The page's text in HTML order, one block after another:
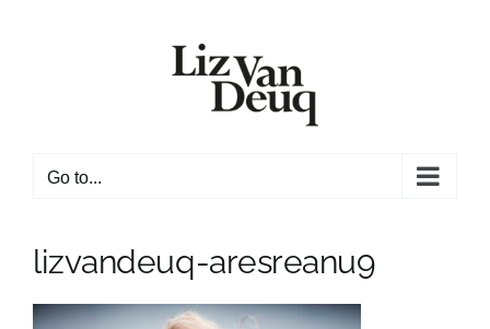
Go to...
lizvandeuq-aresreanu9